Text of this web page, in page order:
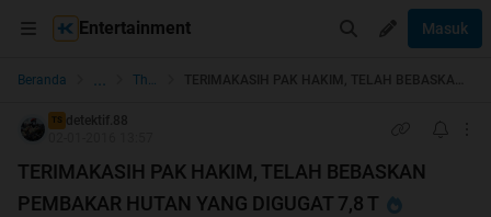
Entertainment Masuk
Beranda ... The Lounge
TS detektif.88
TERIMAKASIH PAK HAKIM, TELAH BEBASKAN
PEMBAKAR HUTAN YANG DIGUGAT 7,8 T